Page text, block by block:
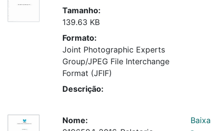
Tamanho:
139.63 KB
Formato:
Joint Photographic Experts
Group/JPEG File Interchange
Format (JFIF)
Descrição:
Nome:
Baixa